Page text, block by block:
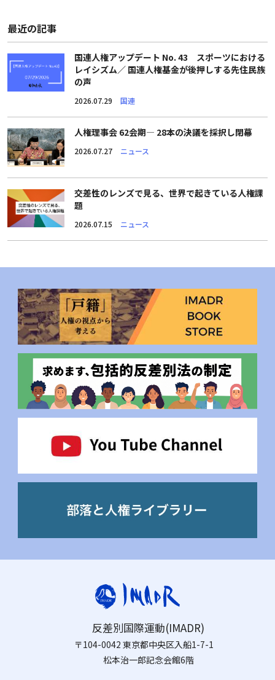
最近の記事
国連人権アップデート No. 43 スポーツにおける
レイシズム／ 国連人権基金が後押しする先住民族
の声
2026.07.29 国連
人権理事会 62会期― 28本の決議を採択し閉幕
2026.07.27 ニュース
交差性のレンズで見る、世界で起きている人権課
題
2026.07.15 ニュース
反差別国際運動(IMADR)
〒104-0042 東京都中央区入船1-7-1
松本治一郎記念会館6階